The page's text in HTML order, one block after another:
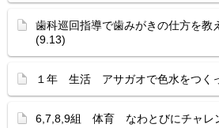
歯科巡回指導で歯みがきの仕方を教
(9.13)
１年 生活 アサガオで色水をつく
6,7,8,9組 体育 なわとびにチャレ